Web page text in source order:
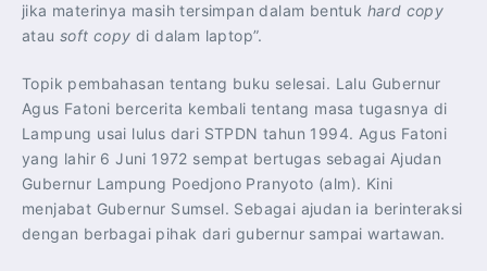
jika materinya masih tersimpan dalam bentuk hard copy
atau soft copy di dalam laptop”.
Topik pembahasan tentang buku selesai. Lalu Gubernur
Agus Fatoni bercerita kembali tentang masa tugasnya di
Lampung usai lulus dari STPDN tahun 1994. Agus Fatoni
yang lahir 6 Juni 1972 sempat bertugas sebagai Ajudan
Gubernur Lampung Poedjono Pranyoto (alm). Kini
menjabat Gubernur Sumsel. Sebagai ajudan ia berinteraksi
dengan berbagai pihak dari gubernur sampai wartawan.